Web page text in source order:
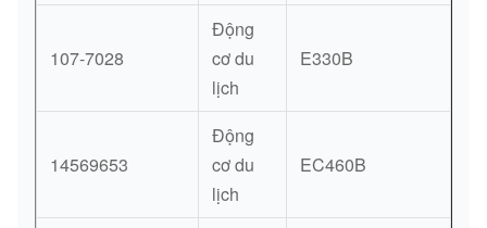
107-7028
Động
cơ du
lịch
E330B
14569653
Động
cơ du
lịch
EC460B